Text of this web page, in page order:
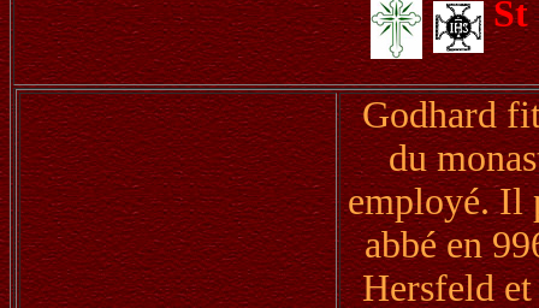
Godhard
du
employé. Il
abbé en
Hersfeld